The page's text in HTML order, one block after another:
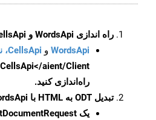
راه اندازی WordsApi و CellsApi
WordsApi و CellsApi، نسخه Basient
راه‌اندازی کنید.
تبدیل ODT به HTML با WordsApi
یک